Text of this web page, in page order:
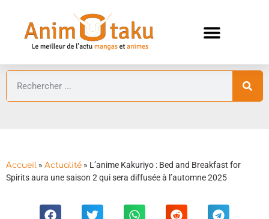
Accueil » Actualité » L’anime Kakuriyo : Bed and Breakfast for
Spirits aura une saison 2 qui sera diffusée à l’automne 2025